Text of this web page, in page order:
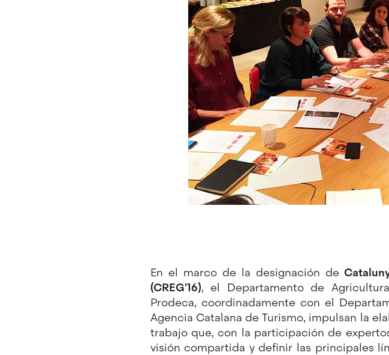
En el marco de la designación de
(CREG'16), el Departamento de
Prodeca, coordinadamente con el
Agencia Catalana de Turismo, impulsan la
trabajo que, con la participación de
visión compartida y definir las principales